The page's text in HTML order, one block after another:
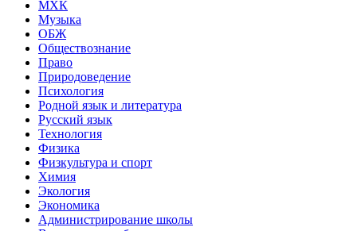
МХК
Музыка
ОБЖ
Обществознание
Право
Природоведение
Психология
Родной язык и литература
Русский язык
Технология
Физика
Физкультура и спорт
Химия
Экология
Экономика
Администрирование школы